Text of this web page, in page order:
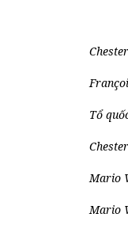
Tổ
Mario
Mario